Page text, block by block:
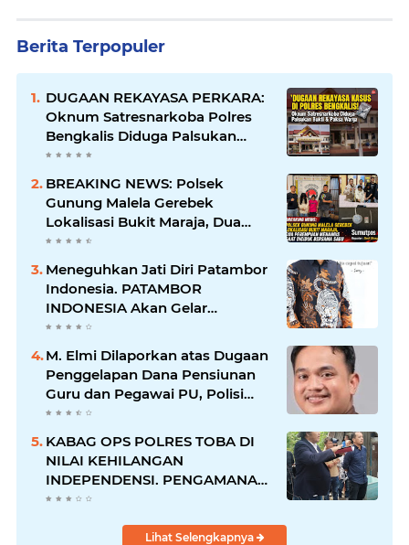
Berita Terpopuler
DUGAAN REKAYASA PERKARA:
Oknum Satresnarkoba Polres
Bengkalis Diduga Palsukan
Barang Bukti Hingga Paksa
BREAKING NEWS: Polsek
Gunung Malela Gerebek
Lokalisasi Bukit Maraja, Dua
Perempuan Menangis Saat
Diciduk Bersama Sabu
Meneguhkan Jati Diri Patambor
Indonesia. PATAMBOR
INDONESIA Akan Gelar
RAKERNAS II Di Jakarta.
M. Elmi Dilaporkan atas Dugaan
Penggelapan Dana Pensiunan
Guru dan Pegawai PU, Polisi
Pastikan Proses Hukum
KABAG OPS POLRES TOBA DI
NILAI KEHILANGAN
INDEPENDENSI. PENGAMANAN
PENEMBOKAN TANAH DI
Lihat Selengkapnya